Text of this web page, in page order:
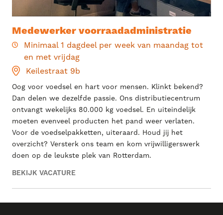
Medewerker voorraadadministratie
Minimaal 1 dagdeel per week van maandag tot
en met vrijdag
Keilestraat 9b
Oog voor voedsel en hart voor mensen. Klinkt bekend?
Dan delen we dezelfde passie. Ons distributiecentrum
ontvangt wekelijks 80.000 kg voedsel. En uiteindelijk
moeten evenveel producten het pand weer verlaten.
Voor de voedselpakketten, uiteraard. Houd jij het
overzicht? Versterk ons team en kom vrijwilligerswerk
doen op de leukste plek van Rotterdam.
BEKIJK VACATURE